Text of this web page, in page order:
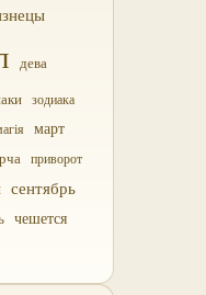
дева
зодиака
март
приворот
сентябрь
чешется